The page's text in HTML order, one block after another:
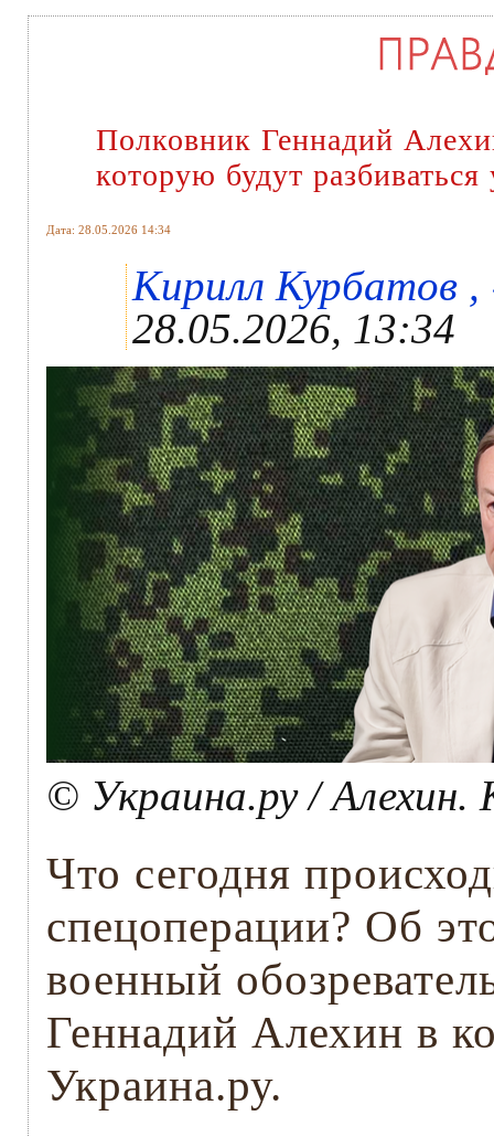
Полковник Геннадий
которую будут
Дата: 28.05.2026 14:34
Кирилл Курбатов
28.05.2026, 13:34
© Украина.ру /
Что сегодня
спецоперации? Об
военный
Геннадий Алехин в
Украина.ру.